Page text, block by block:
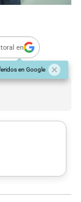
en
en Google